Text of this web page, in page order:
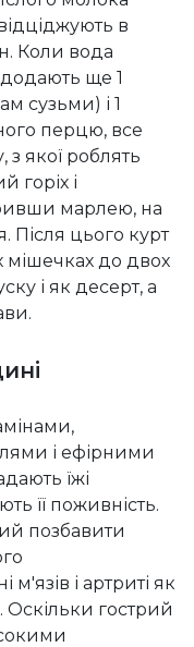
в
Коли вода
ще 1
сузьми) і 1
перцю, все
якої роблять
горіх і
марлею, на
Після цього курт
мішечках до двох
і як десерт, а
і ефірними
їжі
її поживність.
позбавити
і артриті як
Оскільки гострий